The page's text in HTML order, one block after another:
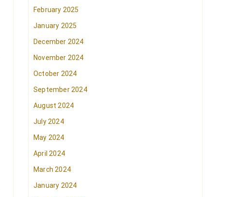
February 2025
January 2025
December 2024
November 2024
October 2024
September 2024
August 2024
July 2024
May 2024
April 2024
March 2024
January 2024